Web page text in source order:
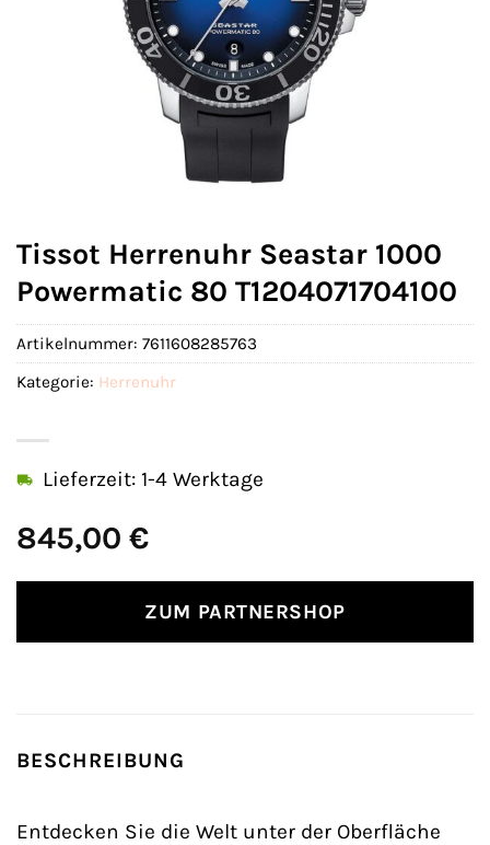
Tissot Herrenuhr Seastar 1000
Powermatic 80 T1204071704100
845,00 €
Lieferzeit: 1-4 Werktage
ZUM PARTNERSHOP
Artikelnummer: 7611608285763
Kategorie: Herrenuhr
BESCHREIBUNG
Entdecken Sie die Welt unter der Oberfläche